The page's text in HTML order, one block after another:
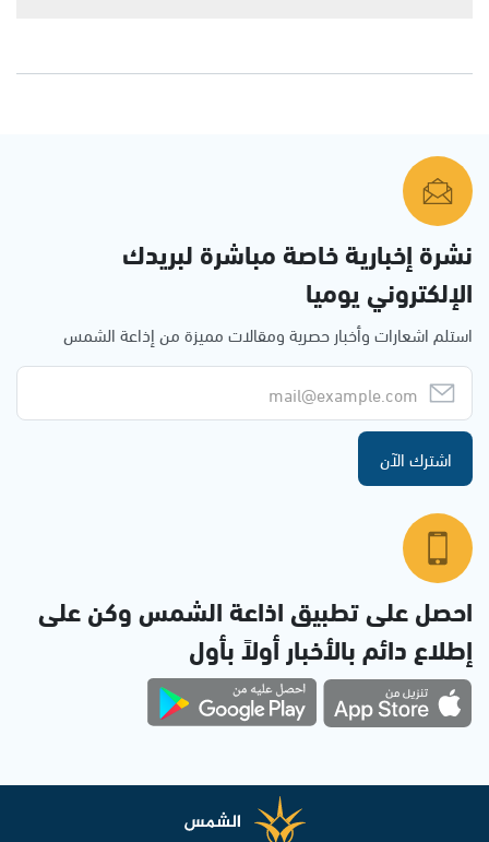
نشرة إخبارية خاصة مباشرة لبريدك
الإلكتروني يوميا
استلم اشعارات وأخبار حصرية ومقالات مميزة من إذاعة الشمس
اشترك الآن
احصل على تطبيق اذاعة الشمس وكن على
إطلاع دائم بالأخبار أولاً بأول